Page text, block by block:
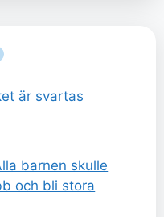
är svartas
barnen skulle
och bli stora